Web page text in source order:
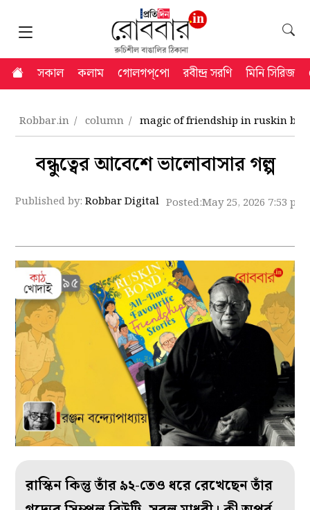
সকাল কলাম গোলগপ্‌পো রবীন্দ্র সরণি মিনি সিরিজ
Robbar.in column magic of friendship in ruskin
বন্ধুত্বের আবেশে ভালোবাসার গল্প
Published by:Robbar Digital Posted:May 25, 2026 7:53 pm
রাস্কিন কিন্তু তাঁর ৯২-তেও ধরে রেখেছেন তাঁর